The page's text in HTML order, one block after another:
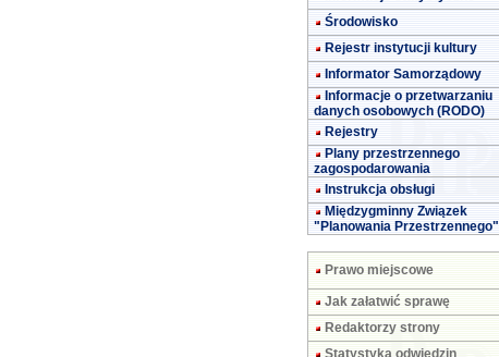
Środowisko
Rejestr instytucji kultury
Informator Samorządowy
Informacje o przetwarzaniu
danych osobowych (RODO)
Rejestry
Plany przestrzennego
zagospodarowania
Instrukcja obsługi
Międzygminny Związek
"Planowania Przestrzennego"
Prawo miejscowe
Jak załatwić sprawę
Redaktorzy strony
Statystyka odwiedzin